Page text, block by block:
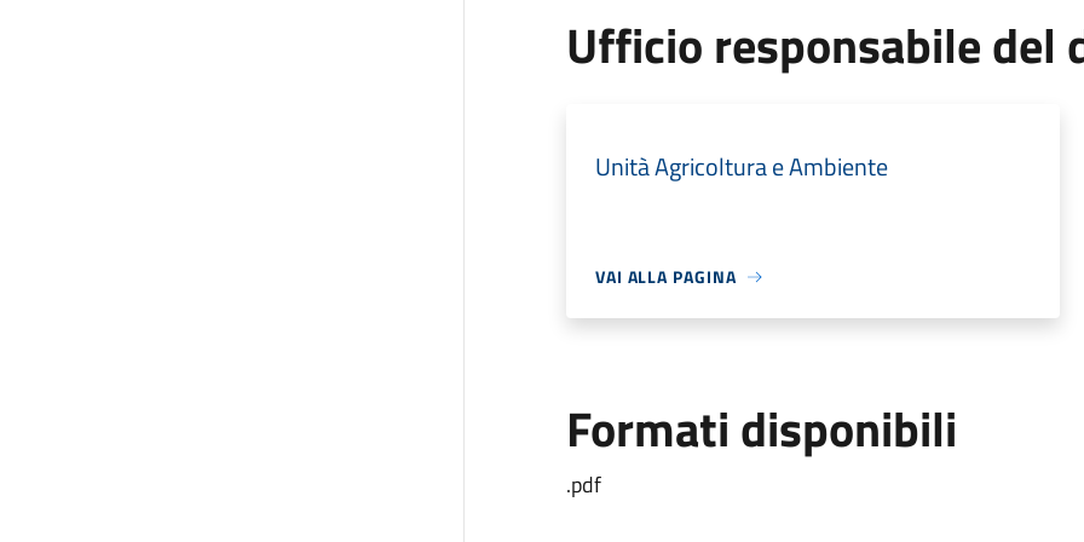
Ufficio responsabile del
Unità Agricoltura e Ambiente
VAI ALLA PAGINA
Formati disponibili
.pdf